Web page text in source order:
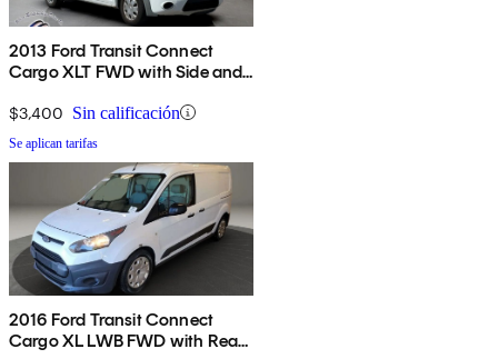
2013 Ford Transit Connect
Cargo XLT FWD with Side and
$3,400 Sin calificación
Se aplican tarifas
2016 Ford Transit Connect
Cargo XL LWB FWD with Rear